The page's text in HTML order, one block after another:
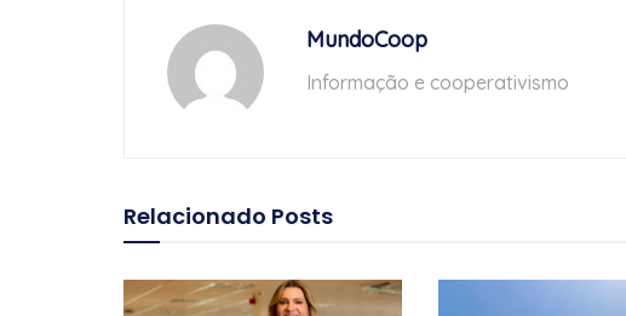
MundoCoop
Informação e cooperativismo
Relacionado Posts